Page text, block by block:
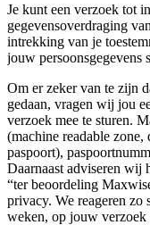
Je kunt een verzoek tot
gegevensoverdraging
intrekking van je
jouw persoonsgegevens
Om er zeker van te zijn
gedaan, vragen wij jou
verzoek mee te sturen.
(machine readable zone,
paspoort),
Daarnaast adviseren wij
“ter beoordeling
privacy. We reageren
weken, op jouw verzoek